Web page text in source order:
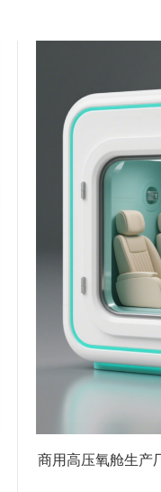
商用高压氧舱生产